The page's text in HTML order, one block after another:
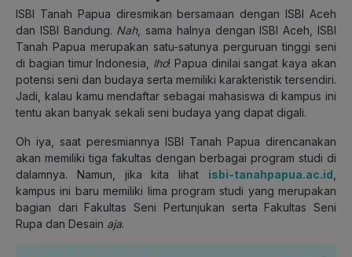
ISBI Tanah Papua diresmikan bersamaan dengan ISBI Aceh
dan ISBI Bandung. Nah, sama halnya dengan ISBI Aceh, ISBI
Tanah Papua merupakan satu-satunya perguruan tinggi seni
di bagian timur Indonesia, lho! Papua dinilai sangat kaya akan
potensi seni dan budaya serta memiliki karakteristik tersendiri.
Jadi, kalau kamu mendaftar sebagai mahasiswa di kampus ini
tentu akan banyak sekali seni budaya yang dapat digali.
Oh iya, saat peresmiannya ISBI Tanah Papua direncanakan
akan memiliki tiga fakultas dengan berbagai program studi di
dalamnya. Namun, jika kita lihat isbi-tanahpapua.ac.id
kampus ini baru memiliki lima program studi yang merupakan
bagian dari Fakultas Seni Pertunjukan serta Fakultas Seni
Rupa dan Desain aja.